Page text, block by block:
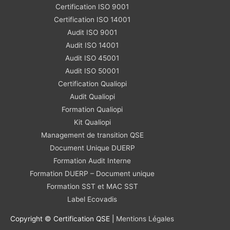
Certification ISO 9001
Certification ISO 14001
Audit ISO 9001
Audit ISO 14001
Audit ISO 45001
Audit ISO 50001
Certification Qualiopi
Audit Qualiopi
Formation Qualiopi
Kit Qualiopi
Management de transition QSE
Document Unique DUERP
Formation Audit Interne
Formation DUERP – Document unique
Formation SST et MAC SST
Label Ecovadis
Copyright © Certification QSE | Mentions Légales